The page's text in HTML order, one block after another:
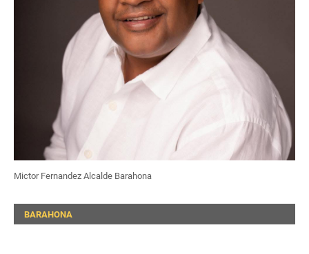
Mictor Fernandez Alcalde Barahona
BARAHONA